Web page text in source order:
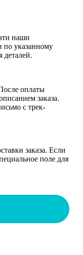
наши
по указанному
деталей.
оплаты
заказа.
с трек-
заказа. Если
поле для